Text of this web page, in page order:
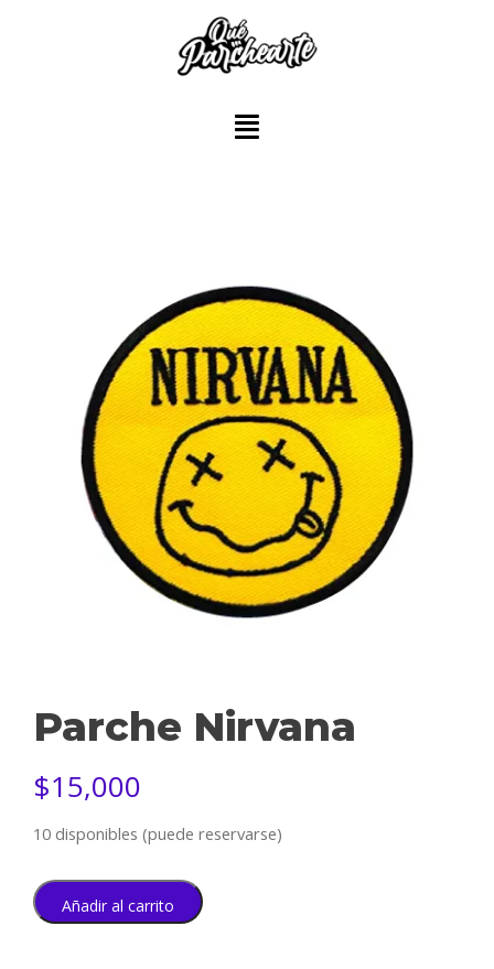
Parche Nirvana
$15,000
10 disponibles (puede reservarse)
Añadir al carrito